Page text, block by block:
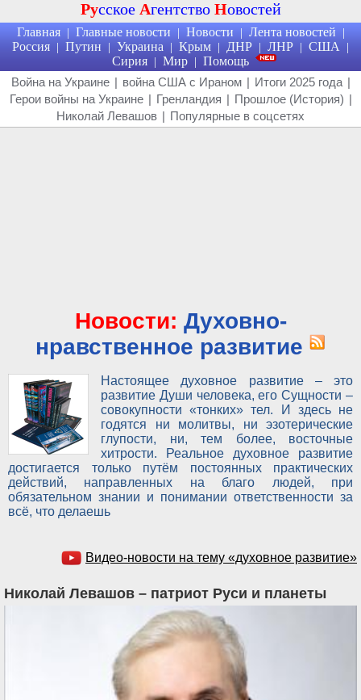
Русское Агентство Новостей
Главная | Главные новости | Новости | Лента новостей |
Россия | Путин | Украина | Крым | ДНР | ЛНР | США |
Сирия | Мир | Помощь
Война на Украине | война США с Ираном | Итоги 2025 года |
Герои войны на Украине | Гренландия | Прошлое (История) |
Николай Левашов | Популярные в соцсетях
Новости: Духовно-
нравственное развитие
Настоящее духовное развитие – это
развитие Души человека, его Сущности –
совокупности «тонких» тел. И здесь не
годятся ни молитвы, ни эзотерические
глупости, ни, тем более, восточные
хитрости. Реальное духовное развитие
достигается только путём постоянных практических
действий, направленных на благо людей, при
обязательном знании и понимании ответственности за
всё, что делаешь
Видео-новости на тему «духовное развитие»
Николай Левашов – патриот Руси и планеты